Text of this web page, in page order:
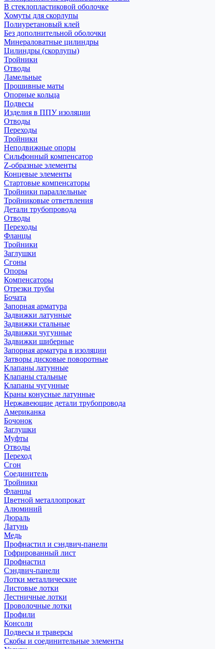
В стеклопластиковой оболочке
Хомуты для скорлупы
Полиуретановый клей
Без дополнительной оболочки
Минераловатные цилиндры
Цилиндры (скорлупы)
Тройники
Отводы
Ламельные
Прошивные маты
Опорные кольца
Подвесы
Изделия в ППУ изоляции
Отводы
Переходы
Тройники
Неподвижные опоры
Cильфонный компенсатор
Z-образные элементы
Концевые элементы
Стартовые компенсаторы
Тройники параллельные
Тройниковые ответвления
Детали трубопровода
Отводы
Переходы
Фланцы
Тройники
Заглушки
Сгоны
Опоры
Компенсаторы
Отрезки трубы
Бочата
Запорная арматура
Задвижки латунные
Задвижки стальные
Задвижки чугунные
Задвижки шиберные
Запорная арматура в изоляции
Затворы дисковые поворотные
Клапаны латунные
Клапаны стальные
Клапаны чугунные
Краны конусные латунные
Нержавеющие детали трубопровода
Американка
Бочонок
Заглушки
Муфты
Отводы
Переход
Сгон
Соединитель
Тройники
Фланцы
Цветной металлопрокат
Алюминий
Дюраль
Латунь
Медь
Профнастил и сэндвич-панели
Гофрированный лист
Профнастил
Сэндвич-панели
Лотки металлические
Листовые лотки
Лестничные лотки
Проволочные лотки
Профили
Консоли
Подвесы и траверсы
Скобы и соединительные элементы